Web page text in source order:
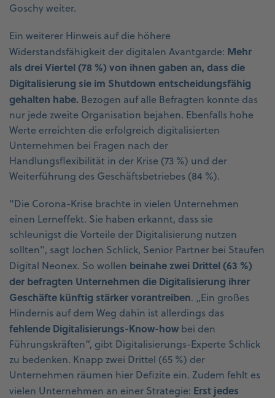
Goschy weiter.
Ein weiterer Hinweis auf die höhere
Widerstandsfähigkeit der digitalen Avantgarde: Mehr
als drei Viertel (78 %) von ihnen gaben an, dass die
Digitalisierung sie im Shutdown entscheidungsfähig
gehalten habe. Bezogen auf alle Befragten konnte das
nur jede zweite Organisation bejahen. Ebenfalls hohe
Werte erreichten die erfolgreich digitalisierten
Unternehmen bei Fragen nach der
Handlungsflexibilität in der Krise (73 %) und der
Weiterführung des Geschäftsbetriebes (84 %).
"Die Corona-Krise brachte in vielen Unternehmen
einen Lerneffekt. Sie haben erkannt, dass sie
schleunigst die Vorteile der Digitalisierung nutzen
sollten", sagt Jochen Schlick, Senior Partner bei Staufen
Digital Neonex. So wollen beinahe zwei Drittel (63 %)
der befragten Unternehmen die Digitalisierung ihrer
Geschäfte künftig stärker vorantreiben. „Ein großes
Hindernis auf dem Weg dahin ist allerdings das
fehlende Digitalisierungs-Know-how bei den
Führungskräften“, gibt Digitalisierungs-Experte Schlick
zu bedenken. Knapp zwei Drittel (65 %) der
Unternehmen räumen hier Defizite ein. Zudem fehlt es
vielen Unternehmen an einer Strategie: Erst jedes